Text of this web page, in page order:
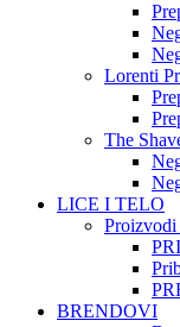
Lorenti
The
LICE I TELO
Proizvodi
BRENDOVI